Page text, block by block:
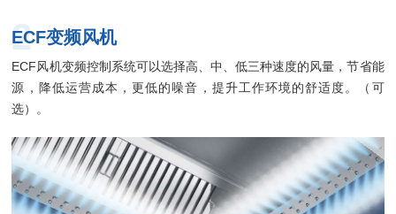
2
ECF变频风机
ECF风机变频控制系统可以选择高、中、低三种速度的风量，节省能
源，降低运营成本，更低的噪音，提升工作环境的舒适度。（可
选）。